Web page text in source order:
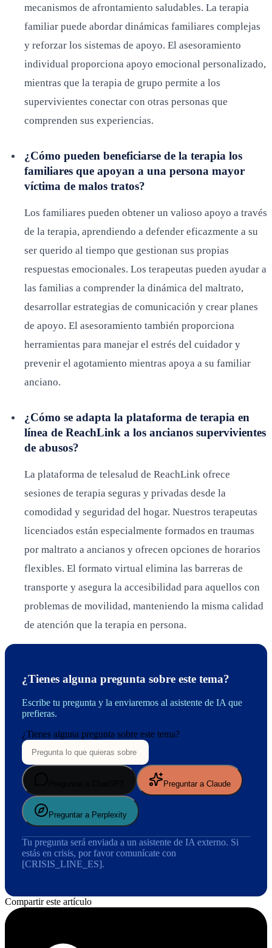
mecanismos de afrontamiento saludables. La terapia
familiar puede abordar dinámicas familiares complejas
y reforzar los sistemas de apoyo. El asesoramiento
individual proporciona apoyo emocional personalizado,
mientras que la terapia de grupo permite a los
supervivientes conectar con otras personas que
comprenden sus experiencias.
¿Cómo pueden beneficiarse de la terapia los
familiares que apoyan a una persona mayor
víctima de malos tratos?
Los familiares pueden obtener un valioso apoyo a través
de la terapia, aprendiendo a defender eficazmente a su
ser querido al tiempo que gestionan sus propias
respuestas emocionales. Los terapeutas pueden ayudar a
las familias a comprender la dinámica del maltrato,
desarrollar estrategias de comunicación y crear planes
de apoyo. El asesoramiento también proporciona
herramientas para manejar el estrés del cuidador y
prevenir el agotamiento mientras apoya a su familiar
anciano.
¿Cómo se adapta la plataforma de terapia en
línea de ReachLink a los ancianos supervivientes
de abusos?
La plataforma de telesalud de ReachLink ofrece
sesiones de terapia seguras y privadas desde la
comodidad y seguridad del hogar. Nuestros terapeutas
licenciados están especialmente formados en traumas
por maltrato a ancianos y ofrecen opciones de horarios
flexibles. El formato virtual elimina las barreras de
transporte y asegura la accesibilidad para aquellos con
problemas de movilidad, manteniendo la misma calidad
de atención que la terapia en persona.
¿Tienes alguna pregunta sobre este tema?
Escribe tu pregunta y la enviaremos al asistente de IA que
prefieras.
¿Tienes alguna pregunta sobre este tema?
Preguntar a Claude
Preguntar a Perplexity
Tu pregunta será enviada a un asistente de IA externo. Si
estás en crisis, por favor comunícate con
[CRISIS_LINE_ES].
Compartir este artículo